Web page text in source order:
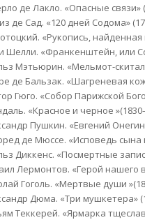
де Лакло. «Опасные связи»
де Сад. «120 дней Содома»
«Рукопись, найденная
Шелли. «Франкенштейн, или
Мэтьюрин. «Мельмот-
де Бальзак. «Шагреневая
Гюго. «Собор Парижской
«Красное и черное
Пушкин. «Евгений
де Мюссе. «Исповедь сына
Диккенс. «Посмертные
Лермонтов. «Герой нашего
Гоголь. «Мертвые души
Дюма. «Три мушкетера»
Теккерей. «Ярмарка